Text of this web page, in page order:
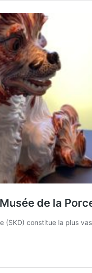
de la
(SKD) constitue la plus